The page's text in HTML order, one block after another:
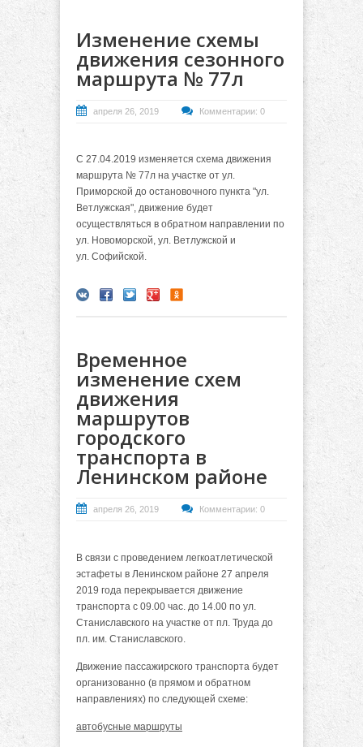
Изменение схемы
движения сезонного
маршрута № 77л
апреля 26, 2019 Комментарии: 0
С 27.04.2019 изменяется схема движения
маршрута № 77л на участке от ул.
Приморской до остановочного пункта "ул.
Ветлужская", движение будет
осуществляться в обратном направлении по
ул. Новоморской, ул. Ветлужской и
ул. Софийской.
Временное
изменение схем
движения
маршрутов
городского
транспорта в
Ленинском районе
апреля 26, 2019 Комментарии: 0
В связи с проведением легкоатлетической
эстафеты в Ленинском районе 27 апреля
2019 года перекрывается движение
транспорта с 09.00 час. до 14.00 по ул.
Станиславского на участке от пл. Труда до
пл. им. Станиславского.
Движение пассажирского транспорта будет
организованно (в прямом и обратном
направлениях) по следующей схеме:
автобусные маршруты